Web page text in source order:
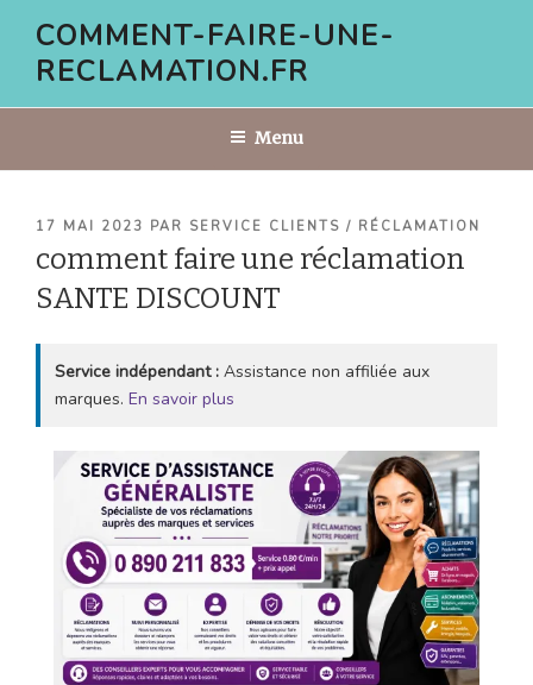
contenu
COMMENT-FAIRE-UNE-
RECLAMATION.FR
Menu
PUBLIÉ
17 MAI 2023 PAR SERVICE CLIENTS / RÉCLAMATION
comment faire une réclamation
SANTE DISCOUNT
Service indépendant : Assistance non affiliée aux
marques. En savoir plus